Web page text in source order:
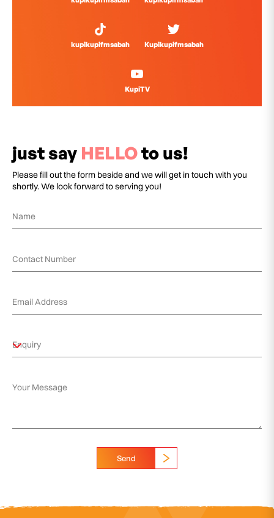
kupikupifmsabah Kupikupifmsabah
KupiTV
just say HELLOto us!
Please fill out the form beside and we will get in touch with you
shortly. We look forward to serving you!
Send